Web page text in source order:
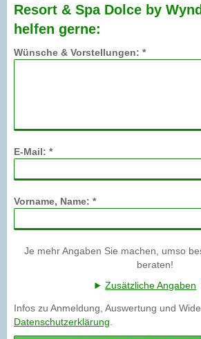
Resort & Spa Dolce by
helfen gerne:
Wünsche & Vorstellungen: *
E-Mail: *
Vorname, Name: *
Je mehr Angaben Sie machen, umso
beraten!
Zusätzliche Angaben
Infos zu Anmeldung, Auswertung und
Datenschutzerklärung